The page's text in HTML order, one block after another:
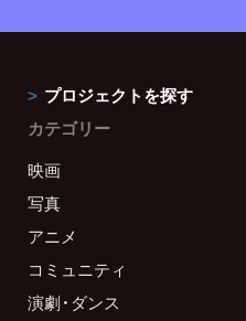
プロジェクトを探す
カテゴリー
映画
写真
アニメ
コミュニティ
演劇・ダンス